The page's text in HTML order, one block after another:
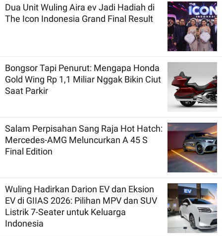
Dua Unit Wuling Aira ev Jadi Hadiah di
The Icon Indonesia Grand Final Result
Bongsor Tapi Penurut: Mengapa Honda
Gold Wing Rp 1,1 Miliar Nggak Bikin Ciut
Saat Parkir
Salam Perpisahan Sang Raja Hot Hatch:
Mercedes-AMG Meluncurkan A 45 S
Final Edition
Wuling Hadirkan Darion EV dan Eksion
EV di GIIAS 2026: Pilihan MPV dan SUV
Listrik 7-Seater untuk Keluarga
Indonesia